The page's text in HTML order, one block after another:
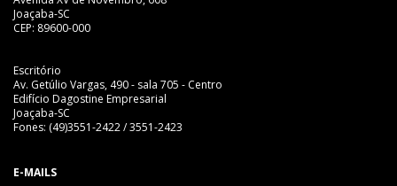
Joaçaba-SC
CEP: 89600-000
Escritório
Av. Getúlio Vargas, 490 - sala 705 - Centro
Edifício Dagostine Empresarial
Joaçaba-SC
Fones: (49)3551-2422 / 3551-2423
E-MAILS